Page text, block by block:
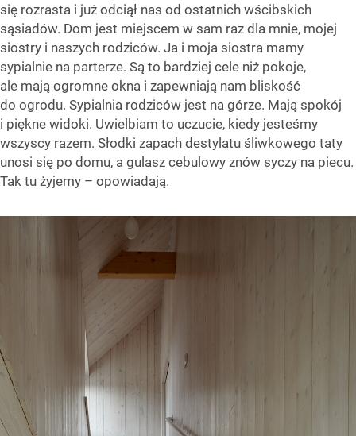
się rozrasta i już odciął nas od ostatnich wścibskich
sąsiadów. Dom jest miejscem w sam raz dla mnie, mojej
siostry i naszych rodziców. Ja i moja siostra mamy
sypialnie na parterze. Są to bardziej cele niż pokoje,
ale mają ogromne okna i zapewniają nam bliskość
do ogrodu. Sypialnia rodziców jest na górze. Mają spokój
i piękne widoki. Uwielbiam to uczucie, kiedy jesteśmy
wszyscy razem. Słodki zapach destylatu śliwkowego taty
unosi się po domu, a gulasz cebulowy znów syczy na piecu.
Tak tu żyjemy – opowiadają.